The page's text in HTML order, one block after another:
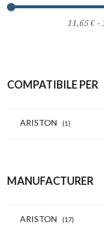
COMPATIBILE PER
ARISTON (1)
MANUFACTURER
ARISTON (17)